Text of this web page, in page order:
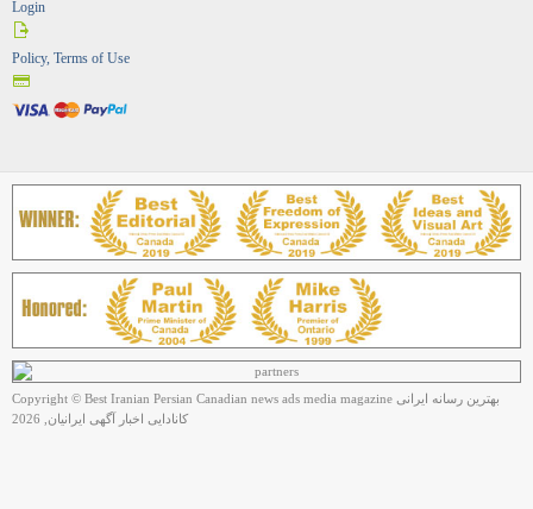
Login
Policy, Terms of Use
Copyright © Best Iranian Persian Canadian news ads media magazine بهترین رسانه ایرانی
کانادایی اخبار آگهی ایرانیان, 2026